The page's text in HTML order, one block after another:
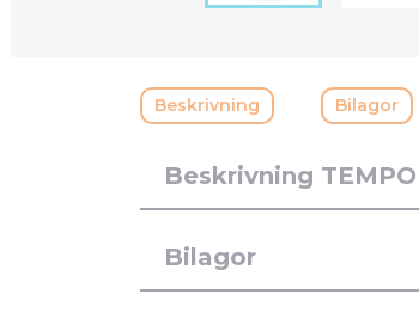
Beskrivning Bilagor
Beskrivning
Bilagor